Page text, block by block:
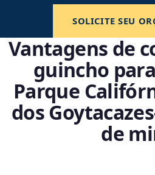
SOLICITE SEU
Vantagens de
guincho
Parque
dos
de